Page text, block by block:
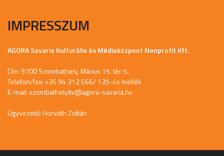
IMPRESSZUM
AGORA Savaria Kulturális és Médiaközpont Nonprofit Kft.
Cím: 9700 Szombathely, Márius 15. tér 5.
Telefon/fax: +36 94 312 666/ 135-ös mellék
E-mail: szombathelyitv@agora-savaria.hu
Ügyvezető: Horváth Zoltán